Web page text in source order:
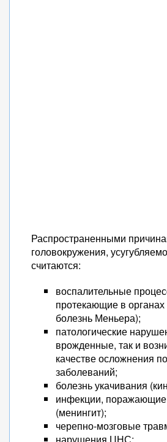
Распространенными
головокружения,
считаются:
воспалительные
протекающие в органах
болезнь Меньера);
патологические
врожденные, так и
качестве осложнения
заболеваний;
болезнь укачивания
инфекции, поражающие
(менингит);
черепно-мозговые